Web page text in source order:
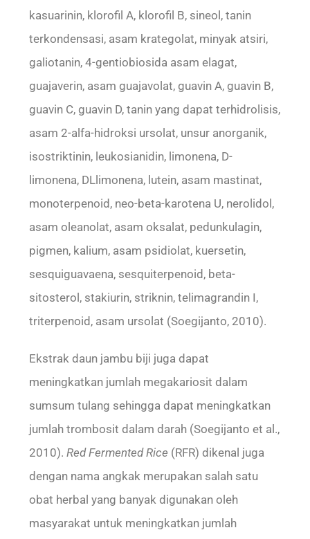
kasuarinin, klorofil A, klorofil B, sineol, tanin
terkondensasi, asam krategolat, minyak atsiri,
galiotanin, 4-gentiobiosida asam elagat,
guajaverin, asam guajavolat, guavin A, guavin B,
guavin C, guavin D, tanin yang dapat terhidrolisis,
asam 2-alfa-hidroksi ursolat, unsur anorganik,
isostriktinin, leukosianidin, limonena, D-
limonena, DLlimonena, lutein, asam mastinat,
monoterpenoid, neo-beta-karotena U, nerolidol,
asam oleanolat, asam oksalat, pedunkulagin,
pigmen, kalium, asam psidiolat, kuersetin,
sesquiguavaena, sesquiterpenoid, beta-
sitosterol, stakiurin, striknin, telimagrandin I,
triterpenoid, asam ursolat (Soegijanto, 2010).
Ekstrak daun jambu biji juga dapat
meningkatkan jumlah megakariosit dalam
sumsum tulang sehingga dapat meningkatkan
jumlah trombosit dalam darah (Soegijanto et al.,
2010).Red Fermented Rice (RFR) dikenal juga
dengan nama angkak merupakan salah satu
obat herbal yang banyak digunakan oleh
masyarakat untuk meningkatkan jumlah